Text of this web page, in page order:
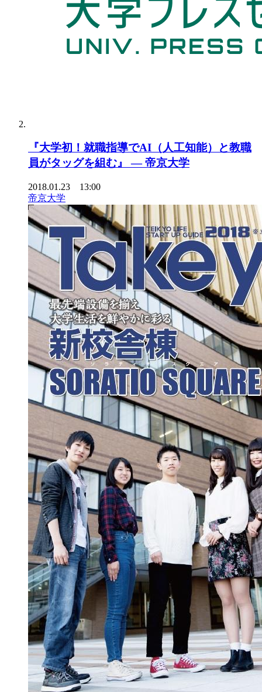
『大学初！就職指導でAI（人工知能）と教職
員がタッグを組む』 — 帝京大学
2018.01.23 13:00
帝京大学